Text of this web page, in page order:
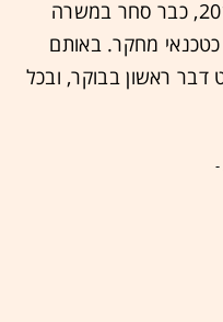
חדש במסחר ומיד התמכר. ב־2019, כבר סחר במשרה
מחקר. באותם
דבר ראשון בבוקר, ובכל
-